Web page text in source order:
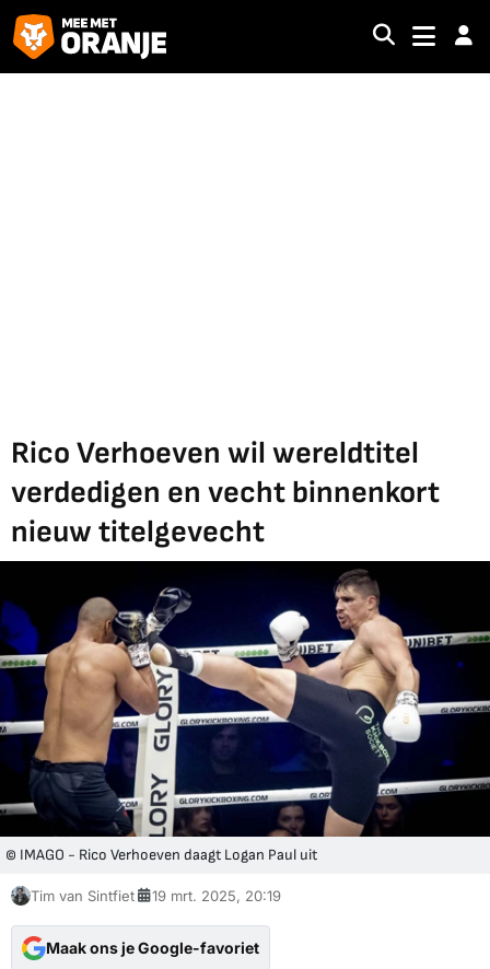
Rico Verhoeven wil wereldtitel
verdedigen en vecht binnenkort
nieuw titelgevecht
© IMAGO - Rico Verhoeven daagt Logan Paul uit
Tim van Sintfiet 19 mrt. 2025, 20:19
Maak ons je Google-favoriet